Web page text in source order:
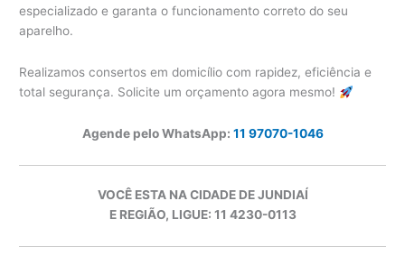
especializado e garanta o funcionamento correto do seu
aparelho.
Realizamos consertos em domicílio com rapidez, eficiência e
total segurança. Solicite um orçamento agora mesmo!
Agende pelo WhatsApp: 11 97070-1046
VOCÊ ESTA NA CIDADE DE JUNDIAÍ
E REGIÃO, LIGUE: 11 4230-0113